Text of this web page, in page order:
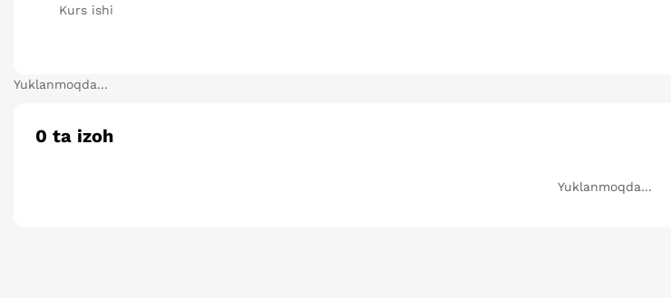
Kurs ishi
Yuklanmoqda...
0 ta izoh
Yuklanmoqda...